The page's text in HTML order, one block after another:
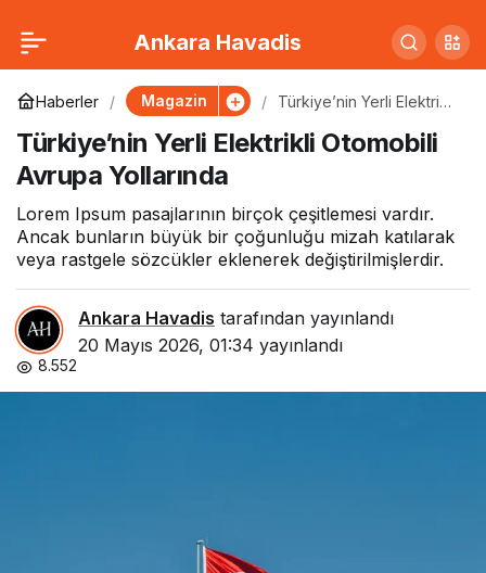
Ankara Havadis
Haberler Magazin
Türkiye’nin Yerli Elektrikli
Yollarında
Türkiye’nin Yerli Elektrikli Otomobili
Avrupa Yollarında
Lorem Ipsum pasajlarının birçok çeşitlemesi vardır.
Ancak bunların büyük bir çoğunluğu mizah katılarak
veya rastgele sözcükler eklenerek değiştirilmişlerdir.
Ankara Havadis tarafından yayınlandı
20 Mayıs 2026, 01:34 yayınlandı
8.552
Pınar Altuğ’dan Jülide
Ateş’in aldatma
sorusuna sert yanıt:
Sana ne ya da kime ne!
0 Paylaş